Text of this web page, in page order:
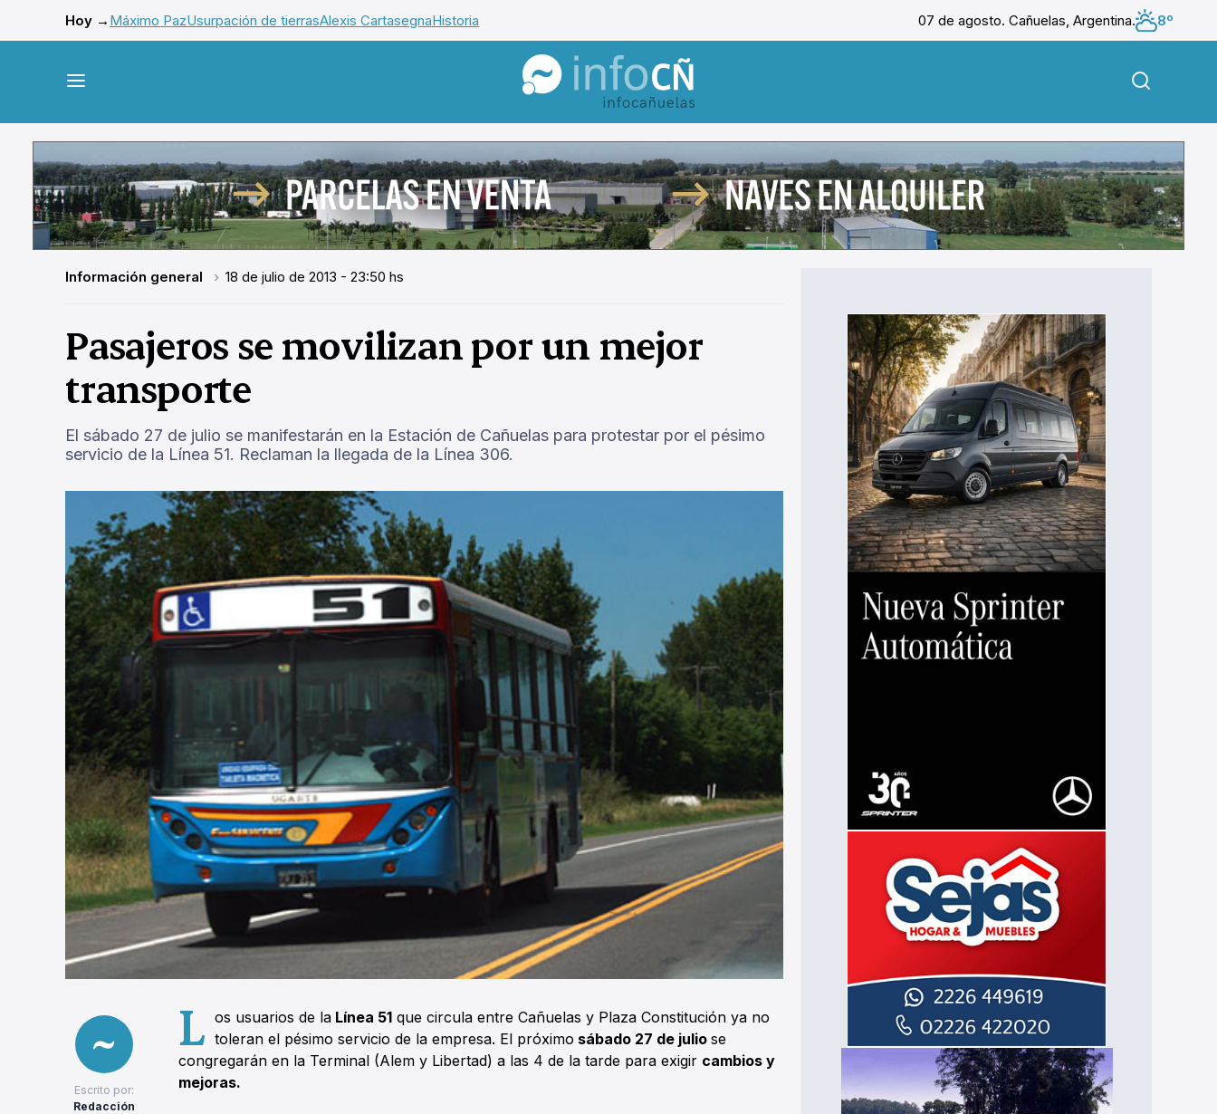
Hoy → Máximo PazUsurpación de tierrasAlexis CartasegnaHistoria 07 de agosto. Cañuelas, Argentina.
8º
InfoCañuelas
Información general 18 de julio de 2013 - 23:50 hs
Pasajeros se movilizan por un mejor
transporte
El sábado 27 de julio se manifestarán en la Estación de Cañuelas para protestar por el pésimo
servicio de la Línea 51. Reclaman la llegada de la Línea 306.
Escrito por:
Redacción
L os usuarios de la Línea 51 que circula entre Cañuelas y Plaza Constitución ya no
toleran el pésimo servicio de la empresa. El próximo sábado 27 de juliose
congregarán en la Terminal (Alem y Libertad) a las 4 de la tarde para exigir cambios y
mejoras.